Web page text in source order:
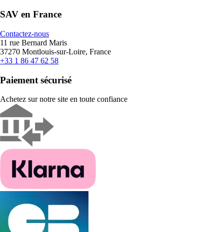
SAV en France
Contactez-nous
11 rue Bernard Maris
37270 Montlouis-sur-Loire, France
+33 1 86 47 62 58
Paiement sécurisé
Achetez sur notre site en toute confiance